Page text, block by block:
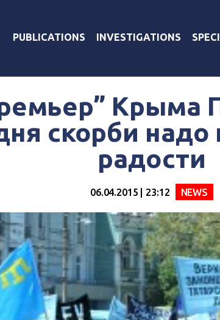
PUBLICATIONS INVESTIGATIONS
Крыма
скорби
радости
06.04.2015 | 23:12 NEWS